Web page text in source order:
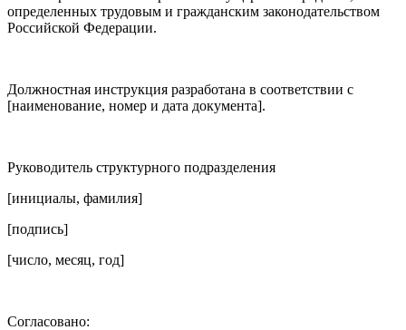
определенных трудовым и гражданским законодательством
Российской Федерации.
Должностная инструкция разработана в соответствии с
[наименование, номер и дата документа].
Руководитель структурного подразделения
[инициалы, фамилия]
[подпись]
[число, месяц, год]
Согласовано: